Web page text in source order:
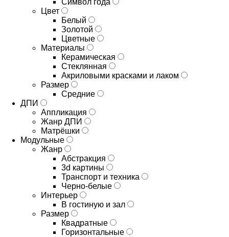
Символ года
Цвет
Белый
Золотой
Цветные
Материалы
Керамическая
Стеклянная
Акриловыми красками и лаком
Размер
Средние
ДПИ
Аппликация
Жанр ДПИ
Матрёшки
Модульные
Жанр
Абстракция
3d картины
Транспорт и техника
Черно-белые
Интерьер
В гостиную и зал
Размер
Квадратные
Горизонтальные